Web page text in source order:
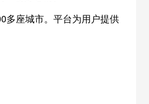
多座城市。平台为用户提供